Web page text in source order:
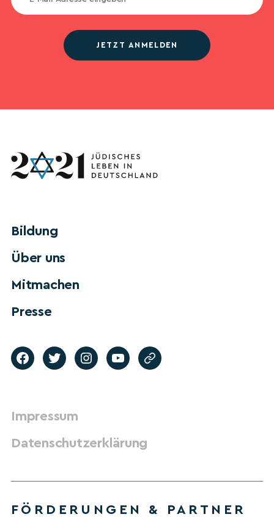
JETZT ANMELDEN
Bildung
Über uns
Mitmachen
Presse
Impressum
Datenschutzerklärung
FÖRDERUNGEN & PARTNER